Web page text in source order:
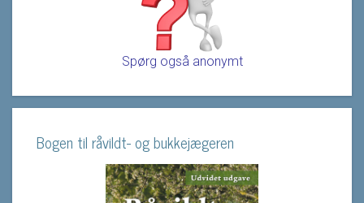
Spørg også anonymt
Bogen til råvildt- og bukkejægeren